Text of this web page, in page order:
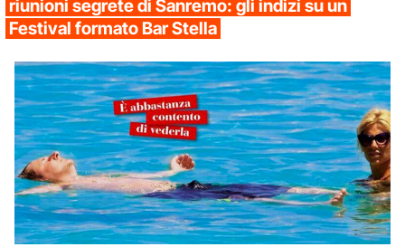
riunioni segrete di Sanremo: gli indizi su un
Festival formato Bar Stella